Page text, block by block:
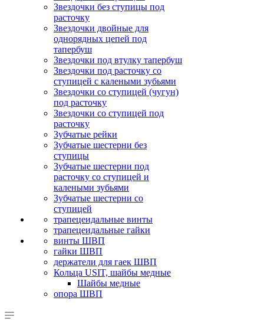
Звездочки без ступицы под
расточку
Звездочки двойные для
однорядных цепей под
тапербуш
Звездочки под втулку тапербуш
Звездочки под расточку со
ступицей с калеными зубьями
Звездочки со ступицей (чугун)
под расточку
Звездочки со ступицей под
расточку
Зубчатые рейки
Зубчатые шестерни без
ступицы
Зубчатые шестерни под
расточку со ступицей и
калеными зубьями
Зубчатые шестерни со
ступицей
трапецеидальные винты
трапецеидальные гайки
винты ШВП
гайки ШВП
держатели для гаек ШВП
Кольца USIT, шайбы медные
Шайбы медные
опора ШВП